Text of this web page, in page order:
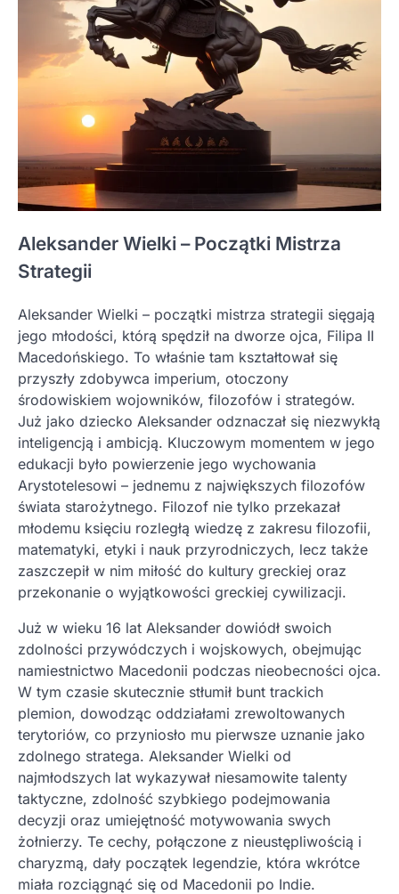
Aleksander Wielki – Początki Mistrza
Strategii
Aleksander Wielki – początki mistrza strategii sięgają
jego młodości, którą spędził na dworze ojca, Filipa II
Macedońskiego. To właśnie tam kształtował się
przyszły zdobywca imperium, otoczony
środowiskiem wojowników, filozofów i strategów.
Już jako dziecko Aleksander odznaczał się niezwykłą
inteligencją i ambicją. Kluczowym momentem w jego
edukacji było powierzenie jego wychowania
Arystotelesowi – jednemu z największych filozofów
świata starożytnego. Filozof nie tylko przekazał
młodemu księciu rozległą wiedzę z zakresu filozofii,
matematyki, etyki i nauk przyrodniczych, lecz także
zaszczepił w nim miłość do kultury greckiej oraz
przekonanie o wyjątkowości greckiej cywilizacji.
Już w wieku 16 lat Aleksander dowiódł swoich
zdolności przywódczych i wojskowych, obejmując
namiestnictwo Macedonii podczas nieobecności ojca.
W tym czasie skutecznie stłumił bunt trackich
plemion, dowodząc oddziałami zrewoltowanych
terytoriów, co przyniosło mu pierwsze uznanie jako
zdolnego stratega. Aleksander Wielki od
najmłodszych lat wykazywał niesamowite talenty
taktyczne, zdolność szybkiego podejmowania
decyzji oraz umiejętność motywowania swych
żołnierzy. Te cechy, połączone z nieustępliwością i
charyzmą, dały początek legendzie, która wkrótce
miała rozciągnąć się od Macedonii po Indie.